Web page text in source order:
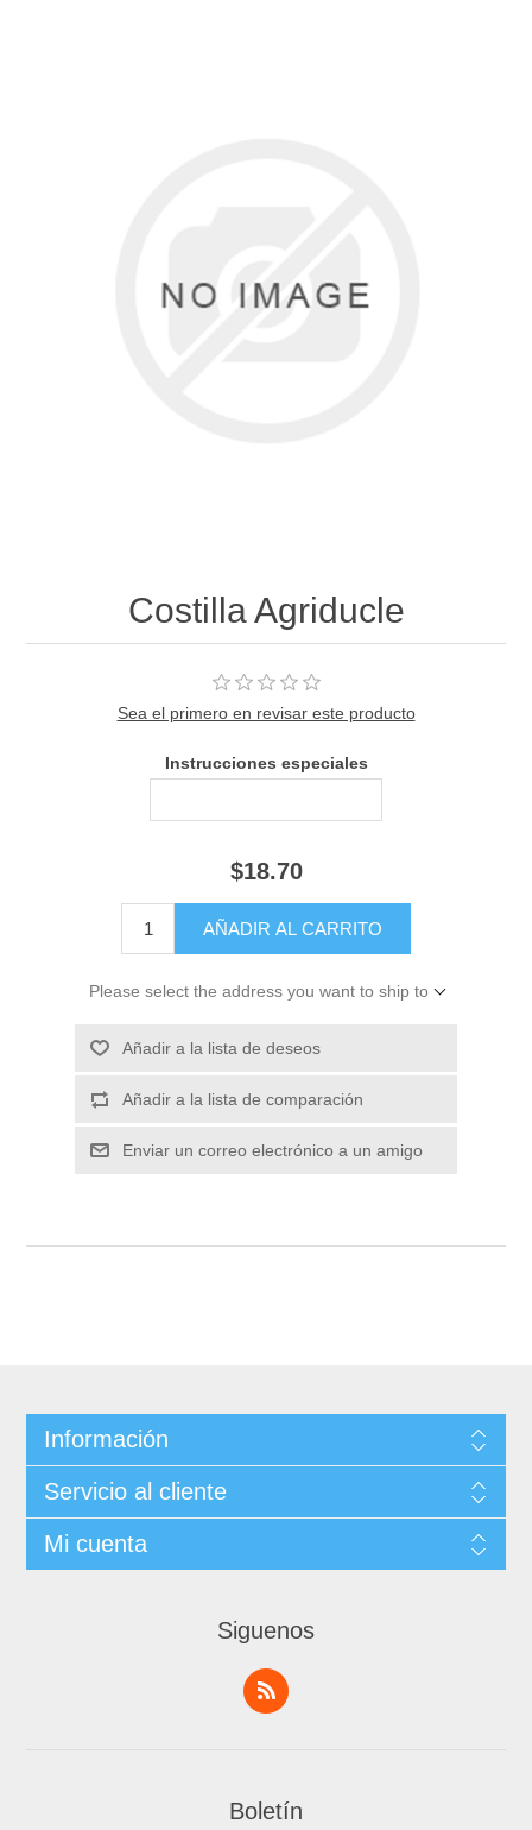
Costilla Agriducle
Sea el primero en revisar este producto
Instrucciones especiales
$18.70
Please select the address you want to ship to
Información
Servicio al cliente
Mi cuenta
Siguenos
Boletín